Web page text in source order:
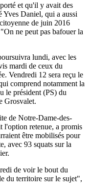
et qu'il y avait des
Yves Daniel, qui a aussi
de juin 2016
ne peut pas bafouer la
lundi, avec les
mardi de ceux du
Vendredi 12 sera reçu le
comprend notamment la
le président (PS) du
Grosvalet.
de Notre-Dame-des-
l'option retenue, a promis
être mobilisés pour
avec 93 squats sur la
de voir le bout du
du territoire sur le sujet",